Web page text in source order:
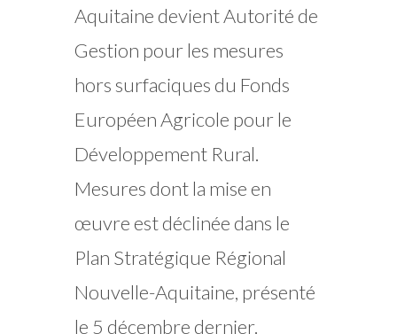
Aquitaine devient Autorité de
Gestion pour les mesures
hors surfaciques du Fonds
Européen Agricole pour le
Développement Rural.
Mesures dont la mise en
œuvre est déclinée dans le
Plan Stratégique Régional
Nouvelle-Aquitaine, présenté
le 5 décembre dernier.